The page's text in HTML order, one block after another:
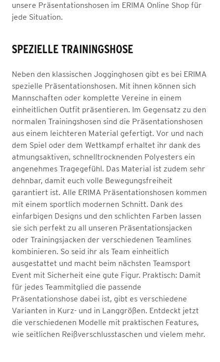
unsere Präsentationshosen im ERIMA Online Shop für
jede Situation.
SPEZIELLE TRAININGSHOSE
Neben den klassischen Jogginghosen gibt es bei ERIMA
spezielle Präsentationshosen. Mit ihnen können sich
Mannschaften oder komplette Vereine in einem
einheitlichen Outfit präsentieren. Im Gegensatz zu den
normalen Trainingshosen sind die Präsentationshosen
aus einem leichteren Material gefertigt. Vor und nach
dem Spiel oder dem Wettkampf erhaltet ihr dank des
atmungsaktiven, schnelltrocknenden Polyesters ein
angenehmes Tragegefühl. Das Material ist zudem sehr
dehnbar, damit euch volle Bewegungsfreiheit
garantiert ist. Alle ERIMA Präsentationshosen kommen
mit einem sportlich modernen Schnitt. Dank des
einfarbigen Designs und den schlichten Farben lassen
sie sich perfekt zu all unseren Präsentationsjacken
oder Trainingsjacken der verschiedenen Teamlines
kombinieren. So seid ihr als Team einheitlich
ausgestattet und macht beim nächsten Teamsport
Event mit Sicherheit eine gute Figur. Praktisch: Damit
für jedes Teammitglied die passende
Präsentationshose dabei ist, gibt es verschiedene
Varianten in Kurz- und in Langgrößen. Entdeckt jetzt
die verschiedenen Modelle mit praktischen Features,
wie seitlichen Reißverschlusstaschen und vielem mehr.